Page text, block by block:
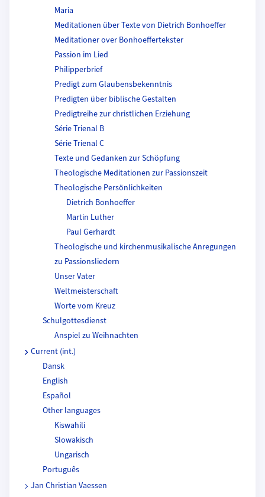
Maria
Meditationen über Texte von Dietrich Bonhoeffer
Meditationer over Bonhoeffertekster
Passion im Lied
Philipperbrief
Predigt zum Glaubensbekenntnis
Predigten über biblische Gestalten
Predigtreihe zur christlichen Erziehung
Série Trienal B
Série Trienal C
Texte und Gedanken zur Schöpfung
Theologische Meditationen zur Passionszeit
Theologische Persönlichkeiten
Dietrich Bonhoeffer
Martin Luther
Paul Gerhardt
Theologische und kirchenmusikalische Anregungen
zu Passionsliedern
Unser Vater
Weltmeisterschaft
Worte vom Kreuz
Schulgottesdienst
Anspiel zu Weihnachten
Current (int.)
Dansk
English
Español
Other languages
Kiswahili
Slowakisch
Ungarisch
Português
Jan Christian Vaessen